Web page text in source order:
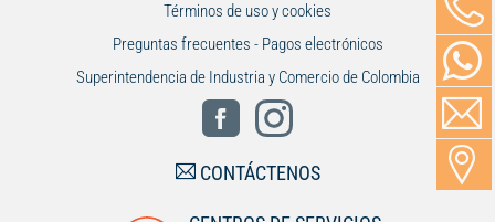
Términos de uso y cookies
Preguntas frecuentes - Pagos electrónicos
Superintendencia de Industria y Comercio de Colombia
CONTÁCTENOS